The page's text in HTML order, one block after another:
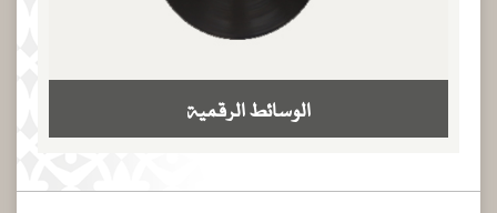
الوسائط الرقمية